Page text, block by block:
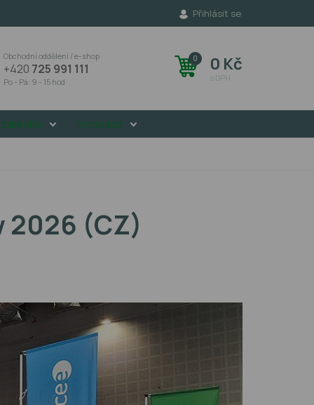
Přihlásit se
Obchodní oddělení / e-shop
+420 725 991 111
Po - Pá: 9 - 15 hod
0 0 Kč
s DPH
sítě Fotopasti
2026 (CZ)